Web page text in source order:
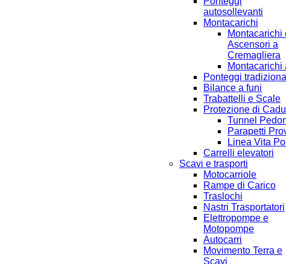
autosollevanti
Montacarichi
Montacarichi
Ascensori a
Cremagliera
Montacarichi
Ponteggi
Bilance a funi
Trabattelli e Scale
Protezione di
Tunnel
Parapetti
Linea Vita
Carrelli elevatori
Scavi e trasporti
Motocarriole
Rampe di Carico
Traslochi
Nastri Trasportatori
Elettropompe e
Motopompe
Autocarri
Movimento Terra e
Scavi